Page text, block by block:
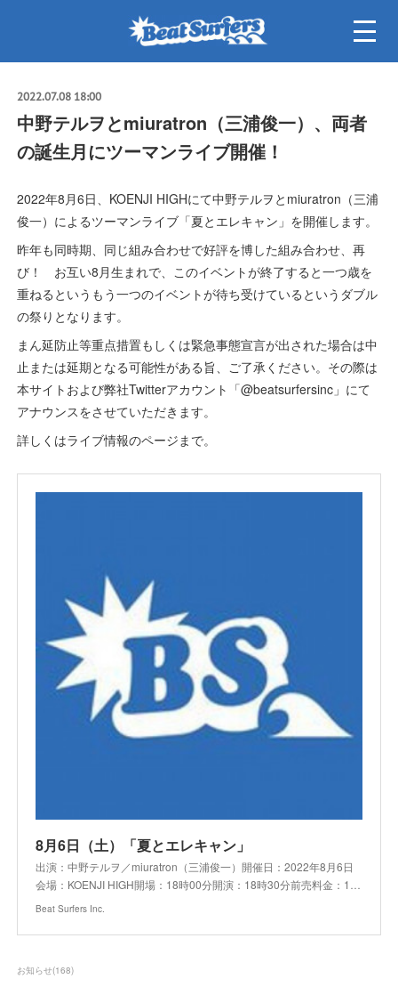
2022.07.08 18:00
中野テルヲとmiuratron（三浦俊一）、両者
の誕生月にツーマンライブ開催！
2022年8月6日、KOENJI HIGHにて中野テルヲとmiuratron（三浦
俊一）によるツーマンライブ「夏とエレキャン」を開催します。
昨年も同時期、同じ組み合わせで好評を博した組み合わせ、再
び！ お互い8月生まれで、このイベントが終了すると一つ歳を
重ねるというもう一つのイベントが待ち受けているというダブル
の祭りとなります。
まん延防止等重点措置もしくは緊急事態宣言が出された場合は中
止または延期となる可能性がある旨、ご了承ください。その際は
本サイトおよび弊社Twitterアカウント「@beatsurfersinc」にて
アナウンスをさせていただきます。
詳しくはライブ情報のページまで。
8月6日（土）「夏とエレキャン」
出演：中野テルヲ／miuratron（三浦俊一）開催日：2022年8月6日
会場：KOENJI HIGH開場：18時00分開演：18時30分前売料金：1…
Beat Surfers Inc.
お知らせ(168)